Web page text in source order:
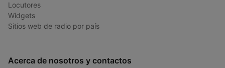
Locutores
Widgets
Sitios web de radio por país
Acerca de nosotros y contactos